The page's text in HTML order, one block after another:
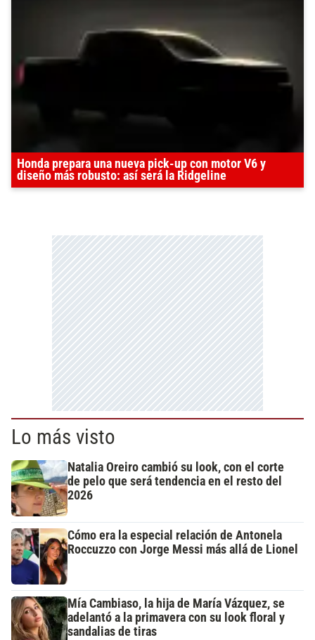
Honda prepara una nueva pick-up con motor V6 y
diseño más robusto: así será la Ridgeline
Lo más visto
Natalia Oreiro cambió su look, con el corte
de pelo que será tendencia en el resto del
2026
Cómo era la especial relación de Antonela
Roccuzzo con Jorge Messi más allá de Lionel
Mía Cambiaso, la hija de María Vázquez, se
adelantó a la primavera con su look floral y
sandalias de tiras